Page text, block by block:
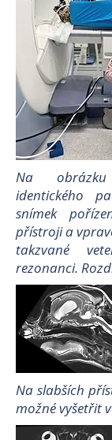
Na
identického
snímek
přístroji a
takzvané
rezonanci.
Na slabších
možné vyšetřit